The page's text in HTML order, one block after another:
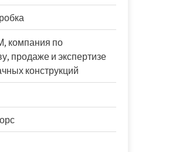
по
продаже и экспертизе
конструкций